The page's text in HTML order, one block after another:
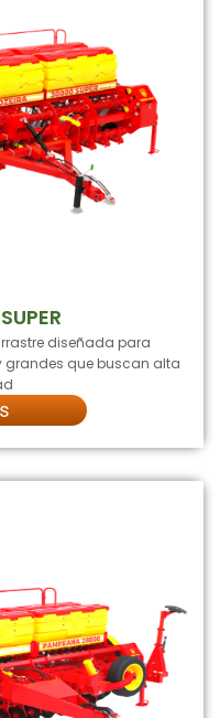
diseñada para
grandes que buscan alta